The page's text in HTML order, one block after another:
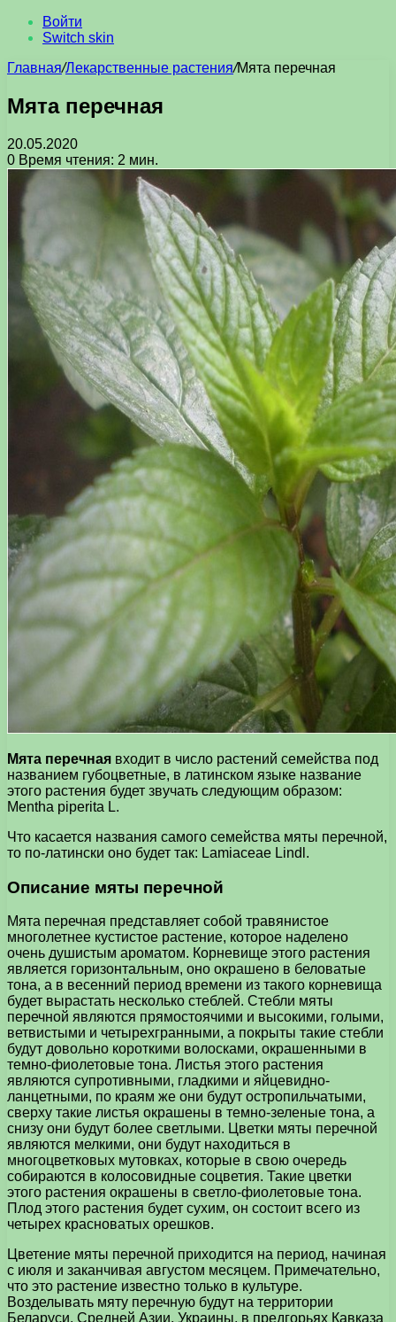
Войти
Switch skin
Главная/Лекарственные растения/Мята перечная
Мята перечная
20.05.2020
0 Время чтения: 2 мин.
Мята перечная входит в число растений семейства под
названием губоцветные, в латинском языке название
этого растения будет звучать следующим образом:
Mentha piperita L.
Что касается названия самого семейства мяты перечной,
то по-латински оно будет так: Lamiaceae Lindl.
Описание мяты перечной
Мята перечная представляет собой травянистое
многолетнее кустистое растение, которое наделено
очень душистым ароматом. Корневище этого растения
является горизонтальным, оно окрашено в беловатые
тона, а в весенний период времени из такого корневища
будет вырастать несколько стеблей. Стебли мяты
перечной являются прямостоячими и высокими, голыми,
ветвистыми и четырехгранными, а покрыты такие стебли
будут довольно короткими волосками, окрашенными в
темно-фиолетовые тона. Листья этого растения
являются супротивными, гладкими и яйцевидно-
ланцетными, по краям же они будут остропильчатыми,
сверху такие листья окрашены в темно-зеленые тона, а
снизу они будут более светлыми. Цветки мяты перечной
являются мелкими, они будут находиться в
многоцветковых мутовках, которые в свою очередь
собираются в колосовидные соцветия. Такие цветки
этого растения окрашены в светло-фиолетовые тона.
Плод этого растения будет сухим, он состоит всего из
четырех красноватых орешков.
Цветение мяты перечной приходится на период, начиная
с июля и заканчивая августом месяцем. Примечательно,
что это растение известно только в культуре.
Возделывать мяту перечную будут на территории
Беларуси, Средней Азии, Украины, в предгорьях Кавказа